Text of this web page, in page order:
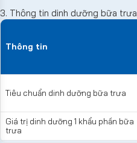
3. Thông tin dinh dưỡng bữa trưa
Thông tin
Tiêu chuẩn dinh dưỡng bữa trưa
Giá trị dinh dưỡng 1 khẩu phần bữa
trưa